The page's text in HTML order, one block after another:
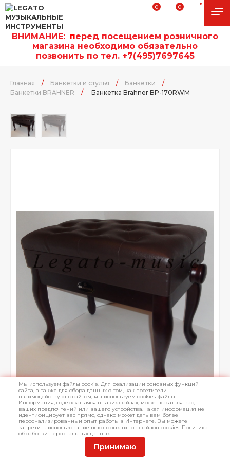
0 0
ВНИМАНИЕ: перед посещением розничного
магазина необходимо обязательно
позвонить по тел. +7(495)7697645
Главная / Банкетки и стулья / Банкетки
/
Банкетки BRAHNER
/ Банкетка Brahner BP-170RWM
Мы используем файлы cookie. Для реализации основных функций
сайта, а также для сбора данных о том, как посетители
взаимодействуют с сайтом, мы используем cookies-файлы.
Информация, содержащаяся в таких файлах, может касаться вас,
ваших предпочтений или вашего устройства. Такая информация не
идентифицирует вас прямо, однако может дать вам более
персонализированный опыт работы в Интернете. Вы можете
запретить использование некоторых типов файлов cookies. Политика
обработки персональных данных
Принимаю